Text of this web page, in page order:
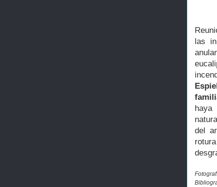
las
haya
del